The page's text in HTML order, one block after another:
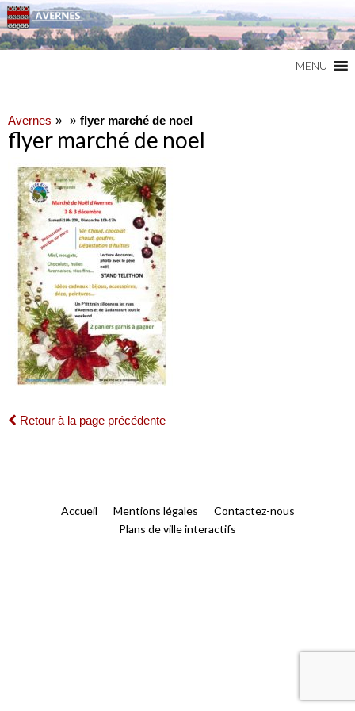
MENU
Avernes flyer marché de noel
flyer marché de noel
Retour à la page précédente
Accueil Mentions légales
Contactez-nous
Plans de ville interactifs